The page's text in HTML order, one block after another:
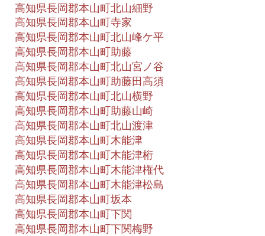
高知県長岡郡本山町北山細野
高知県長岡郡本山町寺家
高知県長岡郡本山町北山峰ケ平
高知県長岡郡本山町助藤
高知県長岡郡本山町北山宮ノ谷
高知県長岡郡本山町助藤田高須
高知県長岡郡本山町北山横野
高知県長岡郡本山町助藤山崎
高知県長岡郡本山町北山渡津
高知県長岡郡本山町木能津
高知県長岡郡本山町木能津桁
高知県長岡郡本山町木能津権代
高知県長岡郡本山町木能津松島
高知県長岡郡本山町坂本
高知県長岡郡本山町下関
高知県長岡郡本山町下関梅野